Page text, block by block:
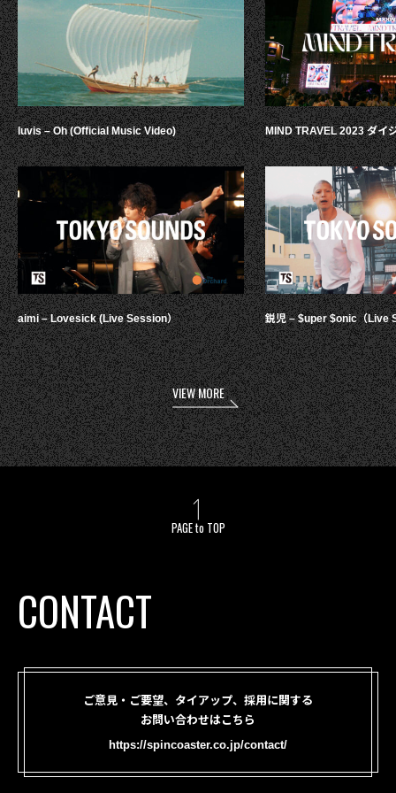
luvis – Oh (Official Music Video)
aimi – Lovesick (Live Session）
MIND TRAVEL 2023 ダイ
鋭児 – $uper $onic（Live
VIEW MORE
PAGE to TOP
CONTACT
ご意見・ご要望、タイアップ、採用に関する
お問い合わせはこちら
https://spincoaster.co.jp/contact/